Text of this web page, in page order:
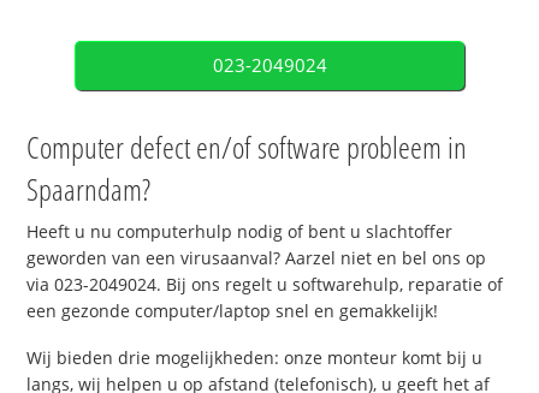
023-2049024
Computer defect en/of software probleem in
Spaarndam?
Heeft u nu computerhulp nodig of bent u slachtoffer
geworden van een virusaanval? Aarzel niet en bel ons op
via 023-2049024. Bij ons regelt u softwarehulp, reparatie of
een gezonde computer/laptop snel en gemakkelijk!
Wij bieden drie mogelijkheden: onze monteur komt bij u
langs, wij helpen u op afstand (telefonisch), u geeft het af